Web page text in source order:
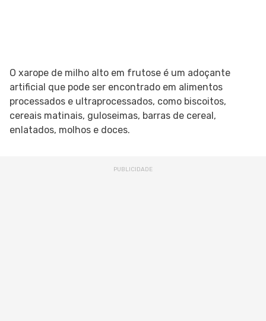
O xarope de milho alto em frutose é um adoçante
artificial que pode ser encontrado em alimentos
processados e ultraprocessados, como biscoitos,
cereais matinais, guloseimas, barras de cereal,
enlatados, molhos e doces.